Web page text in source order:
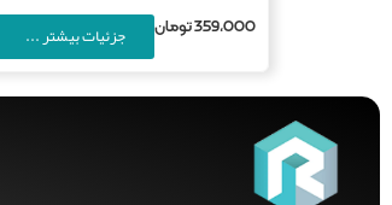
359,000تومان جزئیات بیشتر ...